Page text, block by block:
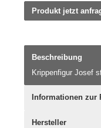
Produkt jetzt
Beschreibung
Krippenfigur Josef
Informationen
Hersteller